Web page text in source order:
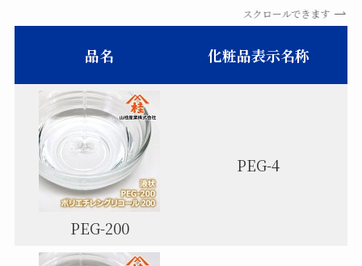
スクロールできます
品名 化粧品表示名称
PEG-200
PEG-4